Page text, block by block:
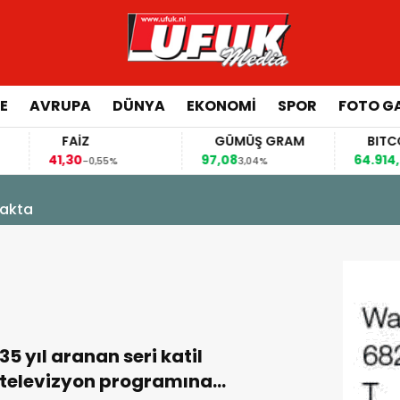
AVRUPA DÜNYA EKONOMI SPOR FOTO
41,30-0,55%
GÜMÜŞ GRAM
97,083,04%
BITCOIN
64.914,00
35 yıl aranan seri katil
televizyon programına